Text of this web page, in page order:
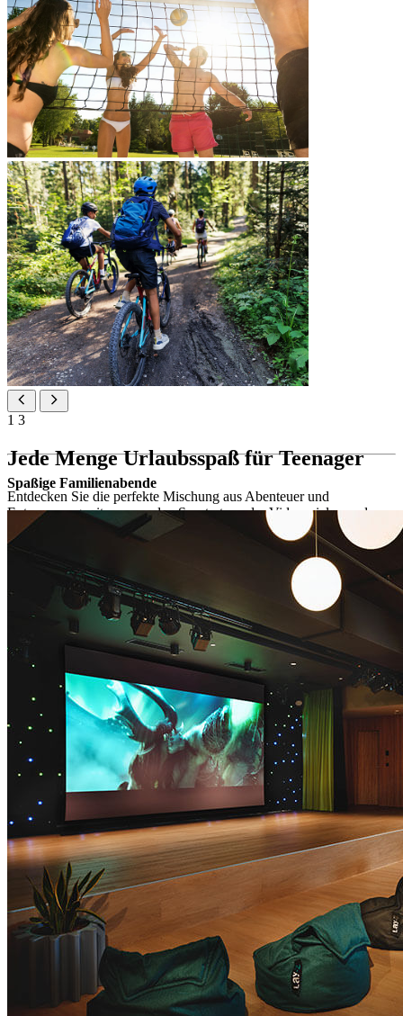
1 3
Jede Menge Urlaubsspaß für Teenager
Entdecken Sie die perfekte Mischung aus Abenteuer und
Entspannung mit spannenden Sportarten oder Videospielen und
einem actiongeladenen Unterhaltungsprogramm am Abend.
Outdoor-Aktivitäten, darunter Rad- und Wandertouren durch
den Wald Capo Fronte, SUP-Verleih und Kajakfahren entlang
der Küste (gegen Aufpreis)
Beachvolleyball-Turniere, Tischtennis und Badminton
soziale Aktivitäten – Mocktail-Master, Fotosafari, Rate das
Lied, Kroatisch lernen, Brettspiele, Gaming-Turniere und
Kinoabende
Spaßige Familienabende